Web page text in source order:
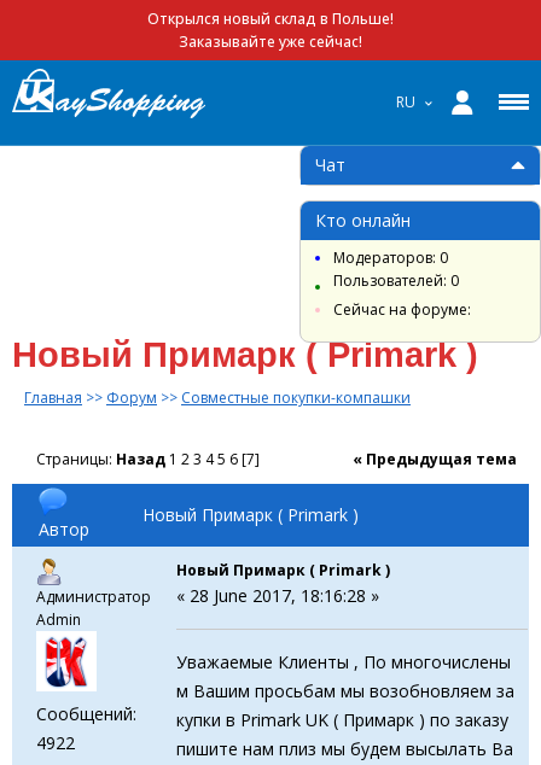
Открылся новый склад в Польше!
Заказывайте уже сейчас!
RU
Новый Примарк ( Primark )
Главная >> Форум >> Совместные покупки-компашки
Страницы: Назад 1 23 45 6[7] « Предыдущая тема
Автор
Новый Примарк ( Primark )
Администратор
Admin
Сообщений:
4922
Новый Примарк ( Primark )
« 28 June 2017, 18:16:28 »
Уважаемые Клиенты , По многочислены
м Вашим просьбам мы возобновляем за
купки в Primark UK ( Примарк ) по заказу
пишите нам плиз мы будем высылать Ва
Чат
Кто онлайн
Модераторов: 0
Пользователей: 0
Сейчас на форуме: